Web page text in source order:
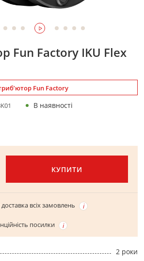
Fun Factory IKU Flex
Fun Factory
В наявності
КУПИТИ
всіх замовлень
посилки
2 роки